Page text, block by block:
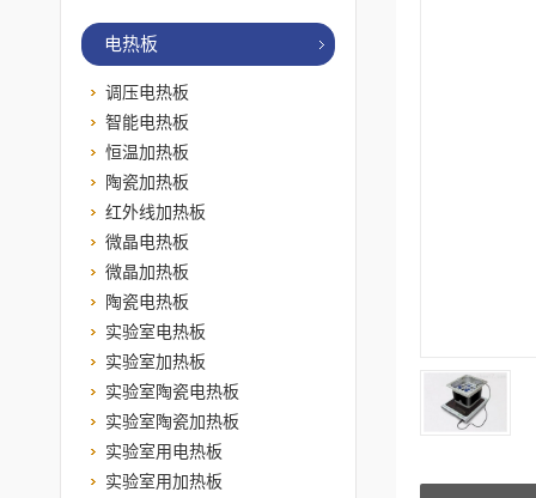
电热板
调压电热板
智能电热板
恒温加热板
陶瓷加热板
红外线加热板
微晶电热板
微晶加热板
陶瓷电热板
实验室电热板
实验室加热板
实验室陶瓷电热板
实验室陶瓷加热板
实验室用电热板
实验室用加热板